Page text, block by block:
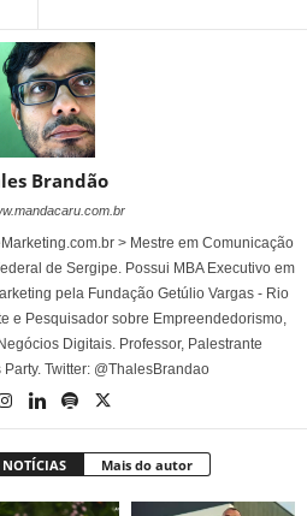
Brandão
> Mestre em Comunicação
de Sergipe. Possui MBA Executivo em
pela Fundação Getúlio Vargas - Rio
e Pesquisador sobre Empreendedorismo,
Digitais. Professor, Palestrante
Twitter: @ThalesBrandao
Mais do autor